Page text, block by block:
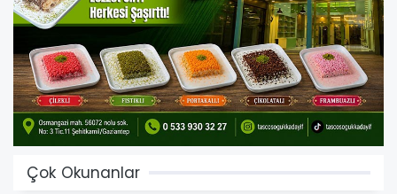
Çok Okunanlar